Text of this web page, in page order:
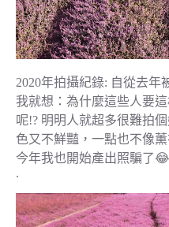
2020年拍攝紀錄: 自從去年
我就想：為什麼這些人要
呢!? 明明人就超多很難拍
色又不鮮豔，一點也不像
今年我也開始產出照騙了😂
.